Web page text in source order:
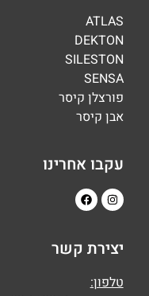
ATLAS
DEKTON
SILESTON
SENSA
פורצלן קיסר
אבן קיסר
עקבו אחרינו
יצירת קשר
טלפון: